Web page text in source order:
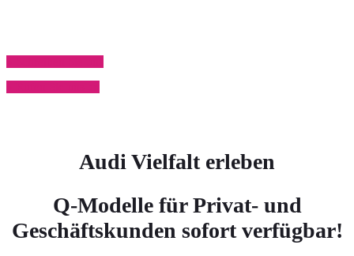
AudiVielfalterleben
Q-Modelle für Privat- und
Geschäftskunden sofort verfügbar!